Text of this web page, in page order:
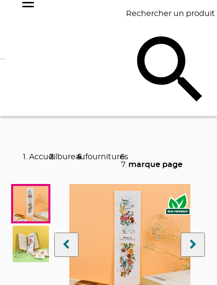
Rechercher un produit
BAGAGERIE BUREAU
Accueil bureaufournitures
marque page